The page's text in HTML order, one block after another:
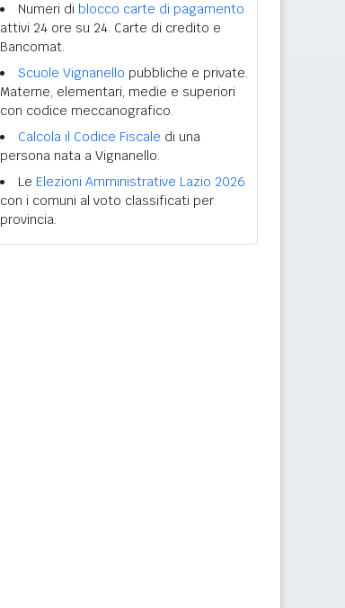
Numeri di blocco carte di pagamento
attivi 24 ore su 24. Carte di credito e
Bancomat.
Scuole Vignanello pubbliche e private.
Materne, elementari, medie e superiori
con codice meccanografico.
Calcola il Codice Fiscale di una
persona nata a Vignanello.
Le Elezioni Amministrative Lazio 2026
con i comuni al voto classificati per
provincia.